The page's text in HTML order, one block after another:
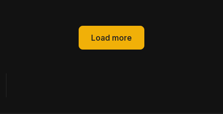
Load more